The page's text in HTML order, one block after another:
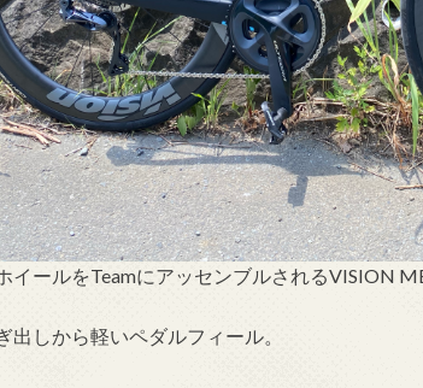
イールをTeamにアッセンブルされるVISION
出しから軽いペダルフィール。